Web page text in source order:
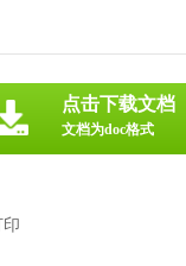
点击下载文档
文档为doc格式